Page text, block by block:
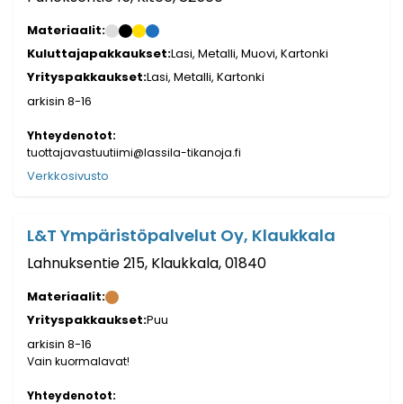
Materiaalit:
Kuluttajapakkaukset:Lasi, Metalli, Muovi, Kartonki
Yrityspakkaukset:Lasi, Metalli, Kartonki
arkisin 8-16
Yhteydenotot:
tuottajavastuutiimi@lassila-tikanoja.fi
Verkkosivusto
L&T Ympäristöpalvelut Oy, Klaukkala
Lahnuksentie 215, Klaukkala, 01840
Materiaalit:
Yrityspakkaukset:Puu
arkisin 8-16
Vain kuormalavat!
Yhteydenotot: